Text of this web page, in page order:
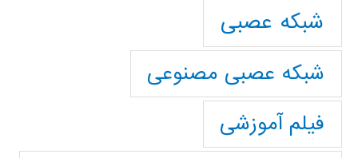
شبکه عصبی
شبکه عصبی مصنوعی
فیلم آموزشی